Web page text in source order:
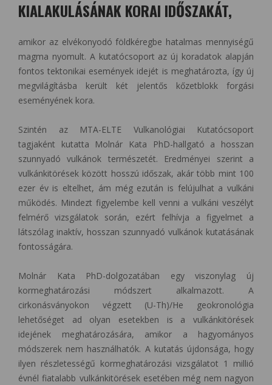
KIALAKULÁSÁNAK KORAI IDŐSZAKÁT,
amikor az elvékonyodó földkéregbe hatalmas mennyiségű
magma nyomult. A kutatócsoport az új koradatok alapján
fontos tektonikai események idejét is meghatározta, így új
megvilágításba került két jelentős kőzetblokk forgási
eseményének kora.
Szintén az MTA-ELTE Vulkanológiai Kutatócsoport
tagjaként kutatta Molnár Kata PhD-hallgató a hosszan
szunnyadó vulkánok természetét. Eredményei szerint a
vulkánkitörések között hosszú időszak, akár több mint 100
ezer év is eltelhet, ám még ezután is felújulhat a vulkáni
működés. Mindezt figyelembe kell venni a vulkáni veszélyt
felmérő vizsgálatok során, ezért felhívja a figyelmet a
látszólag inaktív, hosszan szunnyadó vulkánok kutatásának
fontosságára.
Molnár Kata PhD-dolgozatában egy viszonylag új
kormeghatározási módszert alkalmazott. A
cirkonásványokon végzett (U-Th)/He geokronológia
lehetőséget ad olyan esetekben is a vulkánkitörések
idejének meghatározására, amikor a hagyományos
módszerek nem használhatók. A kutatás újdonsága, hogy
ilyen részletességű kormeghatározási vizsgálatot 1 millió
évnél fiatalabb vulkánkitörések esetében még nem nagyon